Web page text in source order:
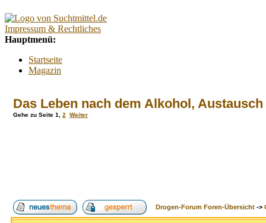
Das Leben nach dem Alkohol,
Gehe zu Seite 1 2 Weiter
Drogen-Forum Foren-Übersicht ->
Impressum & Rechtliches
Hauptmenü:
Startseite
Magazin
Lexikon
Kontakt
BMI-Rechner
Alkoholfreie Cocktails